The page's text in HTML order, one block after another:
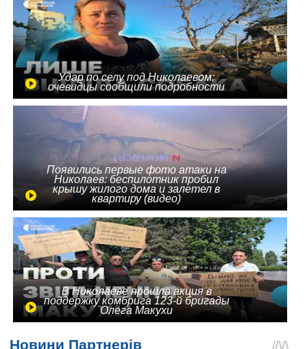
Удар по селу под Николаевом:
очевидцы сообщили подробности
Появились первые фото атаки на
Николаев: беспилотник пробил
крышу жилого дома и залетел в
квартиру (видео)
В Николаеве прошла акция в
поддержку комбрига 123-й бригады
Олега Макухи